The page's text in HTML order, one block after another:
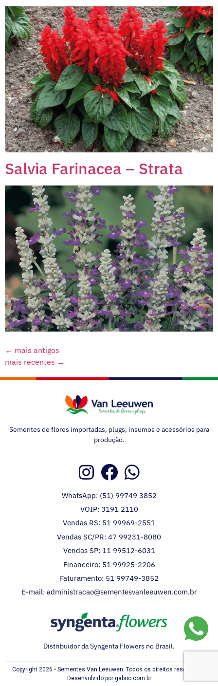
Salvia Farinacea – Strata
← mais antigos
mais recentes →
Sementes de flores importadas, plugs, insumos e acessórios para
produção.
WhatsApp: (51) 99749 3852
VOIP: 3191 2110
Vendas RS: 51 99969-2551
Vendas SC/PR: 47 99231-8080
Vendas SP: 11 99512-6031
Financeiro: 51 99925-2206
Faturamento: 51 99749-3852
E-mail: administracao@sementesvanleeuwen.com.br
Distribuidor da Syngenta Flowers no Brasil.
Copyright 2026 • Sementes Van Leeuwen. Todos os direitos reservados.
Desenvolvido por gaboo.com.br